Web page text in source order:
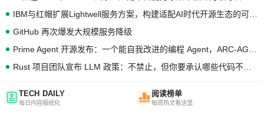
GitHub 再次爆发大规模服务降级
TECH DAILY
每日内容报纸化
阅读榜单
每周热文看这里